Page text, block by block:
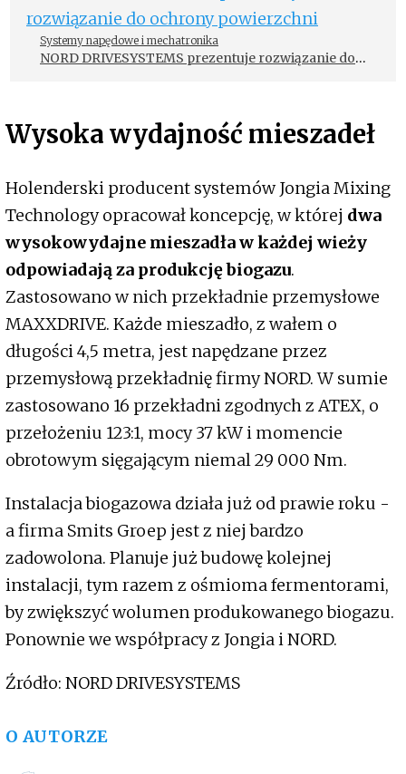
Systemy napędowe i mechatronika
NORD DRIVESYSTEMS prezentuje rozwiązanie do
Wysoka wydajność mieszadeł
Holenderski producent systemów Jongia Mixing
Technology opracował koncepcję, w której dwa
wysokowydajne mieszadła w każdej wieży
odpowiadają za produkcję biogazu.
Zastosowano w nich przekładnie przemysłowe
MAXXDRIVE. Każde mieszadło, z wałem o
długości 4,5 metra, jest napędzane przez
przemysłową przekładnię firmy NORD. W sumie
zastosowano 16 przekładni zgodnych z ATEX, o
przełożeniu 123:1, mocy 37 kW i momencie
obrotowym sięgającym niemal 29 000 Nm.
Instalacja biogazowa działa już od prawie roku -
a firma Smits Groep jest z niej bardzo
zadowolona. Planuje już budowę kolejnej
instalacji, tym razem z ośmioma fermentorami,
by zwiększyć wolumen produkowanego biogazu.
Ponownie we współpracy z Jongia i NORD.
Źródło: NORD DRIVESYSTEMS
O AUTORZE